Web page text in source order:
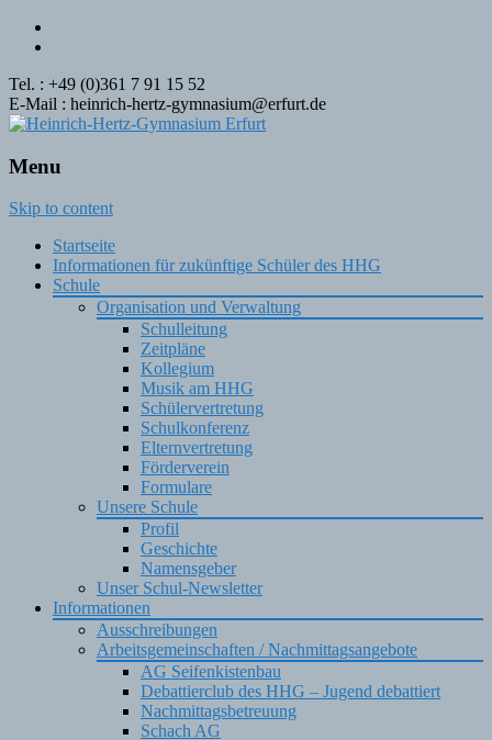
Tel. : +49 (0)361 7 91 15 52
E-Mail : heinrich-hertz-gymnasium@erfurt.de
Menu
Skip to content
Startseite
Informationen für zukünftige Schüler des HHG
Schule
Organisation und Verwaltung
Schulleitung
Zeitpläne
Kollegium
Musik am HHG
Schülervertretung
Schulkonferenz
Elternvertretung
Förderverein
Formulare
Unsere Schule
Profil
Geschichte
Namensgeber
Unser Schul-Newsletter
Informationen
Ausschreibungen
Arbeitsgemeinschaften / Nachmittagsangebote
AG Seifenkistenbau
Debattierclub des HHG – Jugend debattiert
Nachmittagsbetreuung
Schach AG